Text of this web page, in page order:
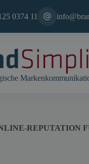
0374 11
REPUTATION